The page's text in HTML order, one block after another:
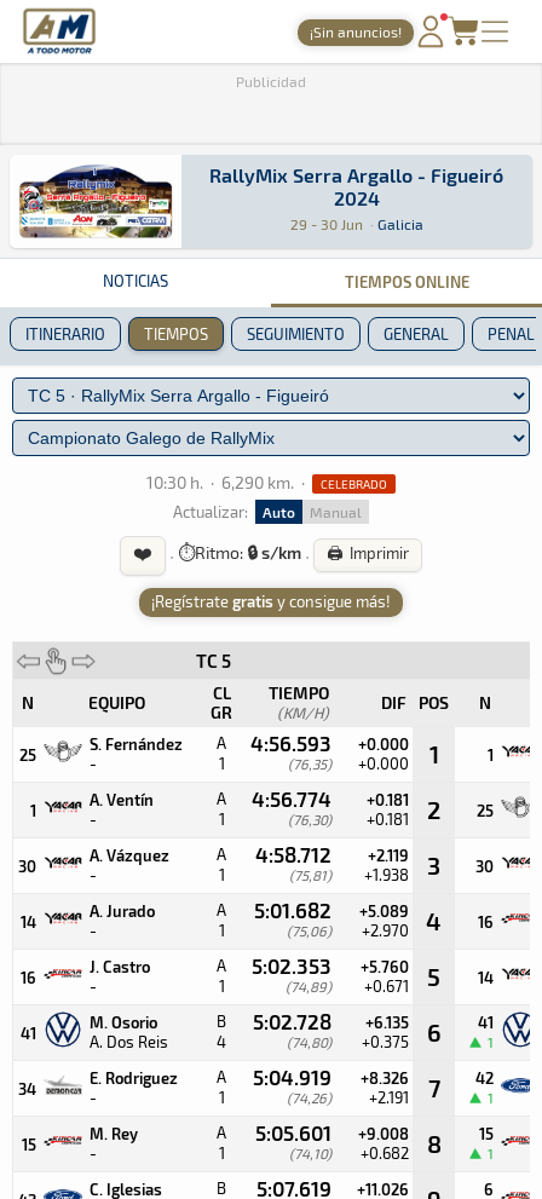
A Todo Motor · Revista del motor desde 1999
¡Sin anuncios!
NOTICIAS
AGENDA
GALERÍAS
TIENDA
ARCHIVO
Publicidad
RallyMix Serra Argallo - Figueiró 2024
RallyMix Serra Argallo - Figueiró
2024
29 - 30 Jun · Galicia
Rally · RallyMix Serra Argallo - Figueiró
NOTICIAS TIEMPOS ONLINE
ITINERARIO TIEMPOS SEGUIMIENTO GENERAL
10:30 h. · 6,290 km. · CELEBRADO
Actualizar: Auto Manual
❤️ · ⏱️Ritmo: 🔒 s/km · 🖨️ Imprimir
¡Regístrategratis y consigue más!
TC 5
N EQUIPO
CL
GR
TIEMPO
(KM/H) DIF POS N
25
S. Fernández
-
A
1
4:56.593
(76,35)
+0.000
+0.000 1 1
1
A. Ventín
-
A
1
4:56.774
(76,30)
+0.181
+0.181 2 25
30
A. Vázquez
-
A
1
4:58.712
(75,81)
+2.119
+1.938 3 30
14
A. Jurado
-
A
1
5:01.682
(75,06)
+5.089
+2.970 4 16
16
J. Castro
-
A
1
5:02.353
(74,89)
+5.760
+0.671 5 14
41
M. Osorio
A. Dos Reis
B
4
5:02.728
(74,80)
+6.135
+0.375 6 41
1
34
E. Rodriguez
-
A
1
5:04.919
(74,26)
+8.326
+2.191 7 42
1
15
M. Rey
-
A
1
5:05.601
(74,10)
+9.008
+0.682 8 15
1
C. Iglesias
B
5:07.619 +11.026 6